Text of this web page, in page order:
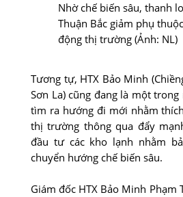
Nhờ chế biến sâu, thanh
Thuận Bắc giảm phụ
động thị trường (Ảnh: NL)
Tương tự, HTX Bảo Minh
Sơn La) cũng đang là một
tìm ra hướng đi mới nhằm
thị trường thông qua đẩy
đầu tư các kho lạnh nhằm
chuyển hướng chế biến sâu.
Giám đốc HTX Bảo Minh Phạm